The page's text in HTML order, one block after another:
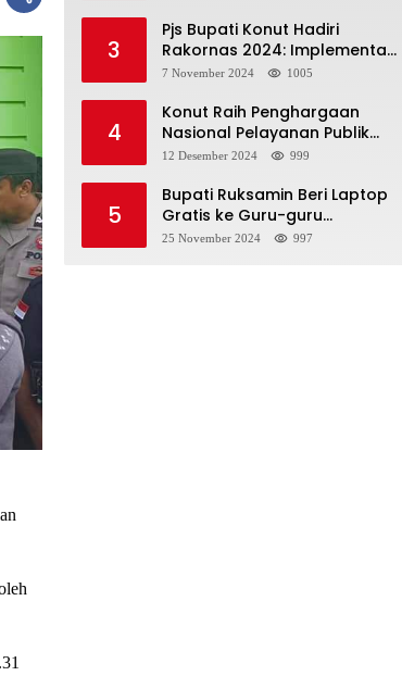
3
Pjs Bupati Konut Hadiri
Rakornas 2024: Implementasi
Asta Cita Menuju Indonesia
7 November 2024 1005
4
Konut Raih Penghargaan
Nasional Pelayanan Publik
2024: Bukti Komitmen Menuju
12 Desember 2024 999
5
Bupati Ruksamin Beri Laptop
Gratis ke Guru-guru
Penggerak di Konut
25 November 2024 997